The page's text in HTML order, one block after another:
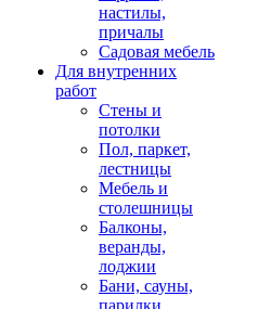
настилы,
причалы
Садовая мебель
Для внутренних
работ
Стены и
потолки
Пол, паркет,
лестницы
Мебель и
столешницы
Балконы,
веранды,
лоджии
Бани, сауны,
парилки